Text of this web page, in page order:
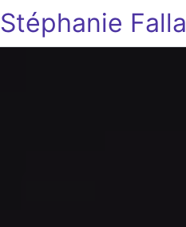
Stéphanie Falla